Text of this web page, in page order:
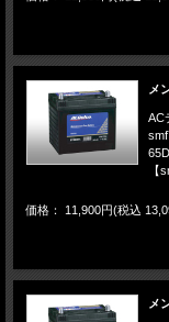
メ
AC
【
価格： 11,900円(税込
メ